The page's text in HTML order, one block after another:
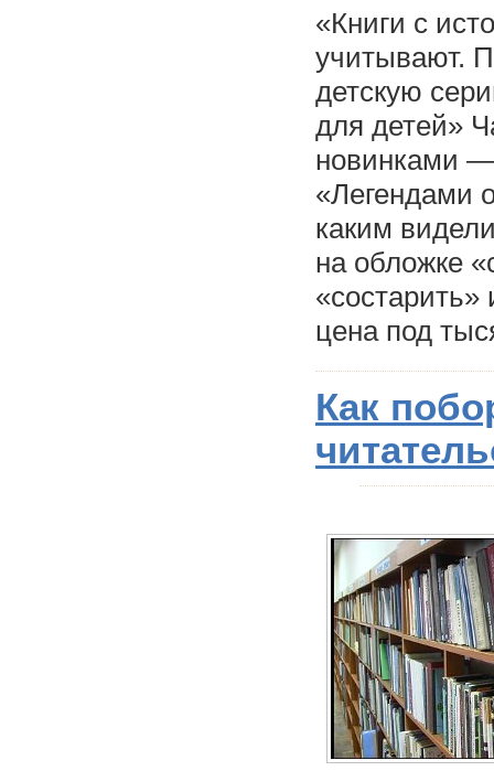
«Книги с
учитывают.
детскую
для детей»
новинками
«Легендами
каким
на обложке
цена под
Как